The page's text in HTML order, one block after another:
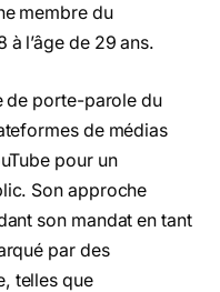
membre du
l’âge de 29 ans.
de porte-parole du
de médias
pour un
Son approche
son mandat en tant
par des
telles que